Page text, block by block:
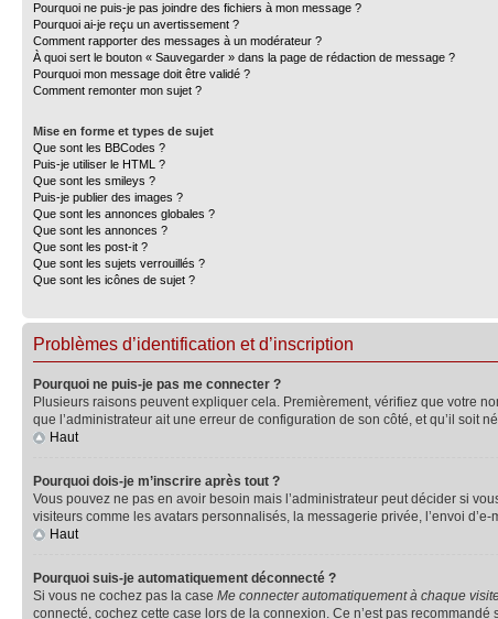
Pourquoi ne puis-je pas joindre des fichiers à mon message ?
Pourquoi ai-je reçu un avertissement ?
Comment rapporter des messages à un modérateur ?
À quoi sert le bouton « Sauvegarder » dans la page de rédaction de message ?
Pourquoi mon message doit être validé ?
Comment remonter mon sujet ?
Mise en forme et types de sujet
Que sont les BBCodes ?
Puis-je utiliser le HTML ?
Que sont les smileys ?
Puis-je publier des images ?
Que sont les annonces globales ?
Que sont les annonces ?
Que sont les post-it ?
Que sont les sujets verrouillés ?
Que sont les icônes de sujet ?
Problèmes d’identification et d’inscription
Pourquoi ne puis-je pas me connecter ?
Plusieurs raisons peuvent expliquer cela. Premièrement, vérifiez que votre
que l’administrateur ait une erreur de configuration de son côté, et qu’il soit
Haut
Pourquoi dois-je m’inscrire après tout ?
Vous pouvez ne pas en avoir besoin mais l’administrateur peut décider si
visiteurs comme les avatars personnalisés, la messagerie privée, l’envoi
Haut
Pourquoi suis-je automatiquement déconnecté ?
Si vous ne cochez pas la case Me connecter automatiquement à chaque
connecté, cochez cette case lors de la connexion. Ce n’est pas